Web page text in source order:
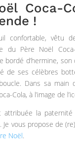
Coca-
!
confortable, vêtu
du Père Noël
bordé d’hermine,
de ses célèbres
Dans sa main
Cola, à l’image de
attribuée la
Je vous propose de
Noël.